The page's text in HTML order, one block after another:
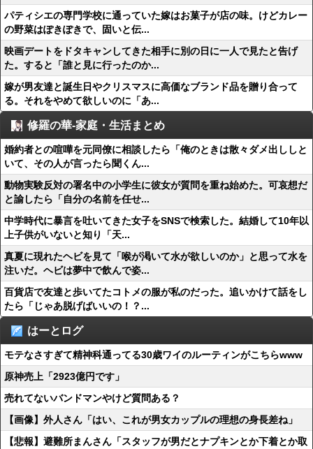
パティシエの専門学校に通っていた嫁はお菓子が店の味。けどカレー
の野菜はぽきぽきで、固いと伝...
映画デートをドタキャンしてきた相手に別の日に一人で見たと告げ
た。すると「誰と見に行ったのか...
嫁が男友達と誕生日やクリスマスに高価なブランド品を贈り合って
る。それをやめて欲しいのに「あ...
修羅の華-家庭・生活まとめ
婚約者との喧嘩を元同僚に相談したら「俺のときは散々ダメ出ししと
いて、その人が言ったら聞くん...
動物実験反対の署名中の小学生に彼女が質問を重ね始めた。可哀想だ
と諭したら「自分の名前を任せ...
中学時代に暴言を吐いてきた女子をSNSで検索した。結婚して10年以
上子供がいないと知り「天...
真夏に現れたヘビを見て「喉が渇いて水が欲しいのか」と思って水を
注いだ。ヘビは夢中で飲んで姿...
百貨店で友達と歩いてたコトメの服が私のだった。追いかけて話をし
たら「じゃあ脱げばいいの！？...
はーとログ
モテなさすぎて精神科通ってる30歳ワイのルーティンがこちらwww
原神売上「2923億円です」
売れてないバンドマンやけど質問ある？
【画像】外人さん「はい、これが男女カップルの理想の身長差ね」
【悲報】避難所まんさん「スタッフが男だとナプキンとか下着とか取